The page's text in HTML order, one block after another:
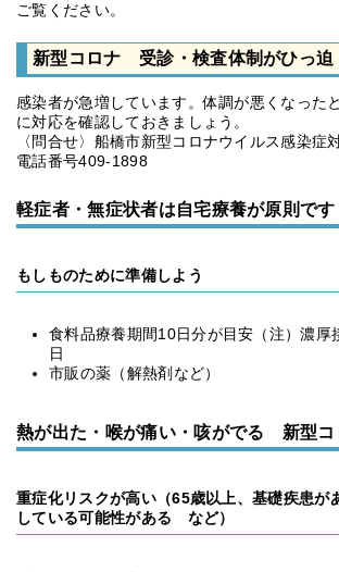
ご覧ください。
新型コロナ 受診・検査体制がひっ迫
感染者が急増しています。体調が悪くなった
に対応を確認しておきましょう。
〈問合せ〉船橋市新型コロナウイルス感染
電話番号409-1898
軽症者・無症状者は自宅療養が原則です
もしものために準備しよう
食料品療養期間10日分が目安（注）濃厚
日
市販の薬（解熱剤など）
熱が出た・喉が痛い・咳がでる 新型
重症化リスクが高い（65歳以上、基礎疾患が
している可能性がある など）